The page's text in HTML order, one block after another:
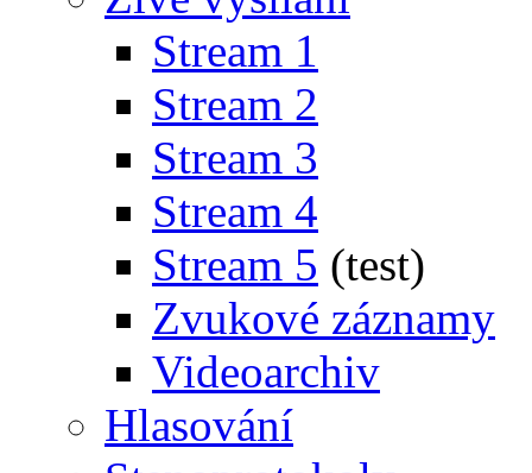
Stream 1
Stream 2
Stream 3
Stream 4
Stream 5 (test)
Zvukové záznamy
Videoarchiv
Hlasování